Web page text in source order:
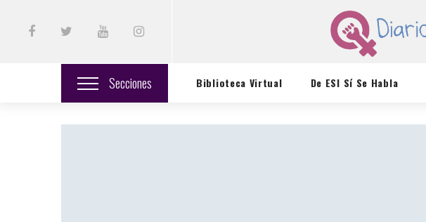
Secciones Biblioteca Virtual De ESI Sí Se Habla